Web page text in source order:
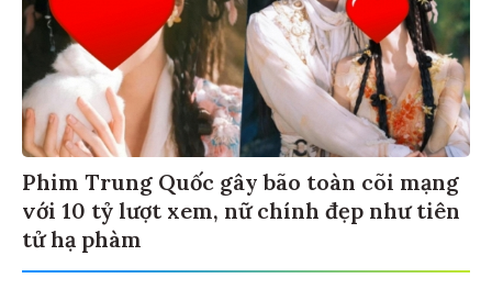
Phim Trung Quốc gây bão toàn cõi mạng
với 10 tỷ lượt xem, nữ chính đẹp như tiên
tử hạ phàm